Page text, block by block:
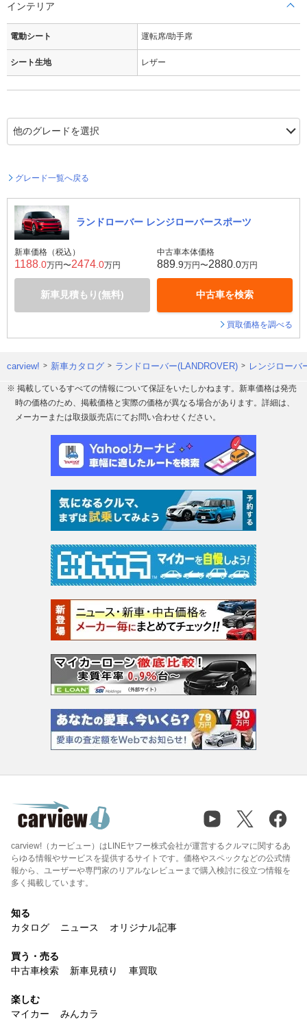
インテリア
電動シート 運転席/助手席
シート生地 レザー
グレード一覧へ戻る
ランドローバー レンジローバースポーツ
新車価格（税込）
1188 .0万円〜2474 .0万円
新車見積もり(無料)
中古車本体価格
889 .9万円〜2880 .0万円
中古車を検索
買取価格を調べる
carview! 新車カタログ ランドローバー(LANDROVER) レンジローバ
※ 掲載しているすべての情報について保証をいたしかねます。新車価格は発売
時の価格のため、掲載価格と実際の価格が異なる場合があります。詳細は、
メーカーまたは取扱販売店にてお問い合わせください。
carview!（カービュー）はLINEヤフー株式会社が運営するクルマに関するあ
らゆる情報やサービスを提供するサイトです。価格やスペックなどの公式情
報から、ユーザーや専門家のリアルなレビューまで購入検討に役立つ情報を
多く掲載しています。
知る
カタログ
ニュース オリジナル記事
買う・売る
中古車検索
新車見積り 車買取
楽しむ
マイカー
みんカラ